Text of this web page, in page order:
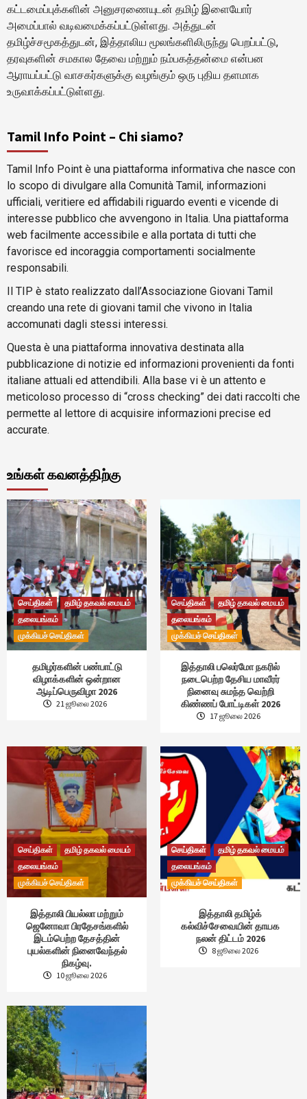
கட்டமைப்புக்களின் அனுசரணையுடன் தமிழ் இளையோர்
அமைப்பால் வடிவமைக்கப்பட்டுள்ளது. அத்துடன்
தமிழ்ச்சமூகத்துடன், இத்தாலிய மூலங்களிலிருந்து பெறப்பட்டு,
தரவுகளின் சமகால தேவை மற்றும் நம்பகத்தன்மை என்பன
ஆராயப்பட்டு வாசகர்களுக்கு வழங்கும் ஒரு புதிய தளமாக
உருவாக்கப்பட்டுள்ளது.
Tamil Info Point – Chi siamo?
Tamil Info Point è una piattaforma informativa che nasce con
lo scopo di divulgare alla Comunità Tamil, informazioni
ufficiali, veritiere ed affidabili riguardo eventi e vicende di
interesse pubblico che avvengono in Italia. Una piattaforma
web facilmente accessibile e alla portata di tutti che
favorisce ed incoraggia comportamenti socialmente
responsabili.
Il TIP è stato realizzato dall’Associazione Giovani Tamil
creando una rete di giovani tamil che vivono in Italia
accomunati dagli stessi interessi.
Questa è una piattaforma innovativa destinata alla
pubblicazione di notizie ed informazioni provenienti da fonti
italiane attuali ed attendibili. Alla base vi è un attento e
meticoloso processo di “cross checking” dei dati raccolti che
permette al lettore di acquisire informazioni precise ed
accurate.
உங்கள் கவனத்திற்கு
செய்திகள்
தமிழ் தகவல் மையம்
தலையங்கம்
முக்கியச் செய்திகள்
தமிழர்களின் பண்பாட்டு
விழாக்களின் ஒன்றான
ஆடிப்பெருவிழா 2026
21 ஜூலை 2026
செய்திகள்
தமிழ் தகவல் மையம்
தலையங்கம்
முக்கியச் செய்திகள்
இத்தாலி பலெர்மோ நகரில்
நடைபெற்ற தேசிய மாவீரர்
நினைவு சுமந்த வெற்றி
கிண்ணப் போட்டிகள் 2026
17 ஜூலை 2026
செய்திகள்
தமிழ் தகவல் மையம்
தலையங்கம்
முக்கியச் செய்திகள்
இத்தாலி பியல்லா மற்றும்
ஜெனோவா பிரதேசங்களில்
இடம்பெற்ற தேசத்தின்
புயல்களின் நினைவேந்தல்
நிகழ்வு.
10 ஜூலை 2026
செய்திகள்
தமிழ் தகவல் மையம்
தலையங்கம்
முக்கியச் செய்திகள்
இத்தாலி தமிழ்க்
கல்விச்சேவையின் தாயக
நலன் திட்டம் 2026
8 ஜூலை 2026